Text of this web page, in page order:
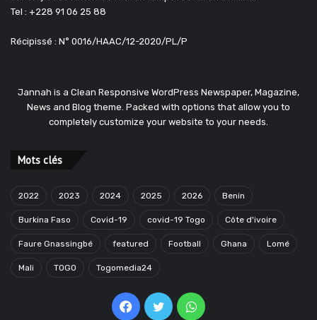
Tel : +228 91 06 25 88
Récipissé : N° 0016/HAAC/12-2020/PL/P
Jannah is a Clean Responsive WordPress Newspaper, Magazine,
News and Blog theme. Packed with options that allow you to
completely customize your website to your needs.
Mots clés
2022 2023 2024 2025 2026 Benin
Burkina Faso Covid-19 covid-19 Togo Côte d'ivoire
Faure Gnassingbé featured Football Ghana Lomé
Mali TOGO Togomedia24
Facebook
TwitterWhatsApp